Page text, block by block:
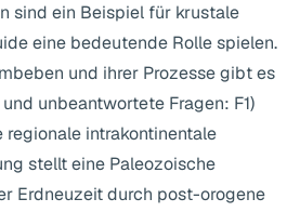
sind ein Beispiel für krustale
eine bedeutende Rolle spielen.
und ihrer Prozesse gibt es
unbeantwortete Fragen: F1)
regionale intrakontinentale
stellt eine Paleozoische
Erdneuzeit durch post-orogene